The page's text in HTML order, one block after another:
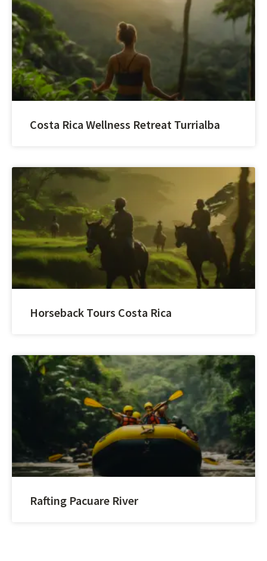
Costa Rica Wellness Retreat Turrialba
Horseback Tours Costa Rica
Rafting Pacuare River